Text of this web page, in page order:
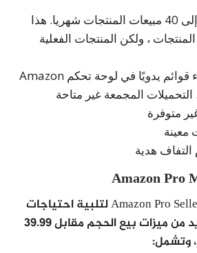
يسمح بما يصل إلى 40 مبيعات المنتجات شهريا. هذا
، ولكن المنتجات الفعلية
يجب عليك إنشاء قوائم يدويًا في لوحة تحكم Amazon
متوفرة
معينة
التفاف هدية
تم تصميم حسابات Amazon Pro Seller لتلبية احتياجات
الشركات وتوفير العديد من ميزات بيع الحجم مقابل 39.99
وتشمل: